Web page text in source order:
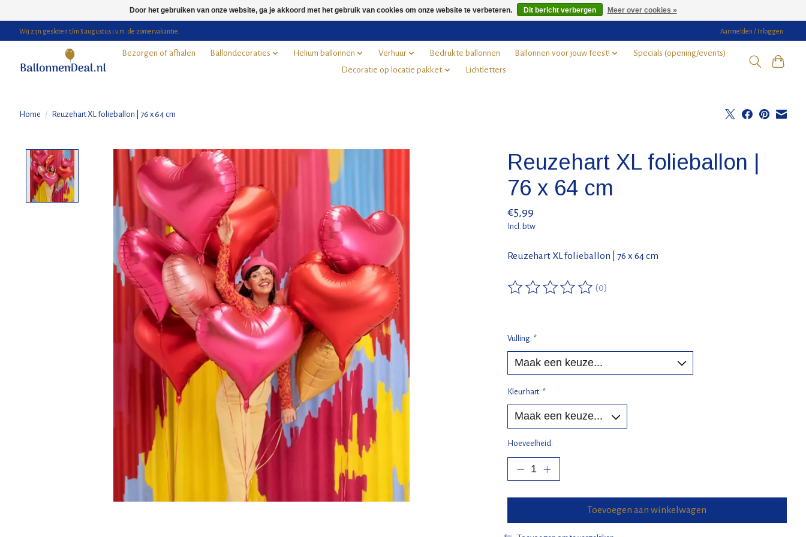
Wij zijn gesloten t/m 3 augustus i.v.m. de zomervakantie. Aanmelden / Inloggen
Bezorgen of afhalen Ballondecoraties Helium ballonnen Verhuur Bedrukte ballonnen Ballonnen voor jouw feest!
Specials (opening/events)
Decoratie op locatie pakket
Lichtletters
Home / Reuzehart XL folieballon | 76 x 64 cm
Product image slideshow Items
Reuzehart XL folieballon |
76 x 64 cm
€5,99
Incl. btw
Reuzehart XL folieballon | 76 x 64 cm
De beoordeling van dit product is
(0)
Vulling: *
Kleur hart: *
Hoeveelheid:
Toevoegen aan winkelwagen
Door het gebruiken van onze website, ga je akkoord met het gebruik van cookies om onze website te verbeteren. Dit bericht verbergen Meer over cookies »